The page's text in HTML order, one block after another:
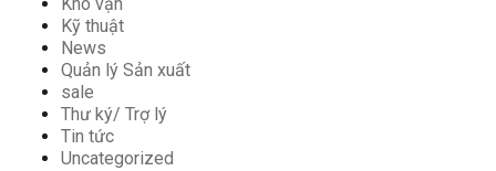
Kho vận
Kỹ thuật
News
Quản lý Sản xuất
sale
Thư ký/ Trợ lý
Tin tức
Uncategorized